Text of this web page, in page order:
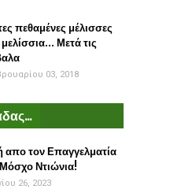
πεθαμένες μέλισσες
Μετά τις
03, 2018
τον Επαγγελματία
Ντιώνια!
26, 2023